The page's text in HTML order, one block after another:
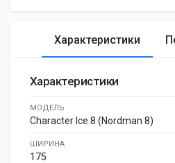
Характеристики
Характеристики
МОДЕЛЬ
Character Ice 8 (Nordman 8)
ШИРИНА
175